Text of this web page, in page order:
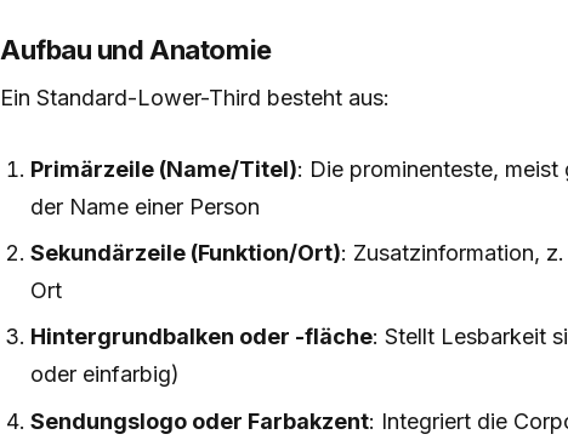
Aufbau und Anatomie
Ein Standard-Lower-Third besteht aus:
Primärzeile (Name/Titel): Die prominenteste,
der Name einer Person
Sekundärzeile (Funktion/Ort): Zusatzinformation,
Ort
Hintergrundbalken oder -fläche: Stellt Lesbarkeit
oder einfarbig)
Sendungslogo oder Farbakzent: Integriert die